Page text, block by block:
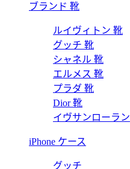
ブランド 靴
ルイヴィトン 靴
グッチ 靴
シャネル 靴
エルメス 靴
プラダ 靴
Dior 靴
イヴサンローラン
iPhone ケース
グッチ